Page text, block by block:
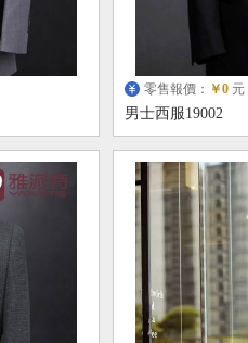
零售報價： ￥0 元
男士西服19002